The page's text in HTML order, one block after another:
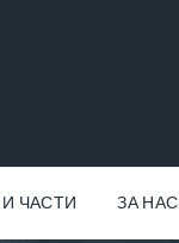
ЧАСТИ ЗА НАС